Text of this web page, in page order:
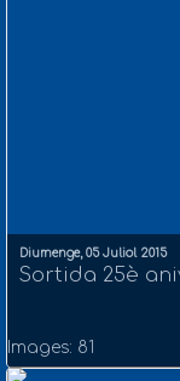
Diumenge, 05 Juliol 2015
Sortida 25è
Images: 81